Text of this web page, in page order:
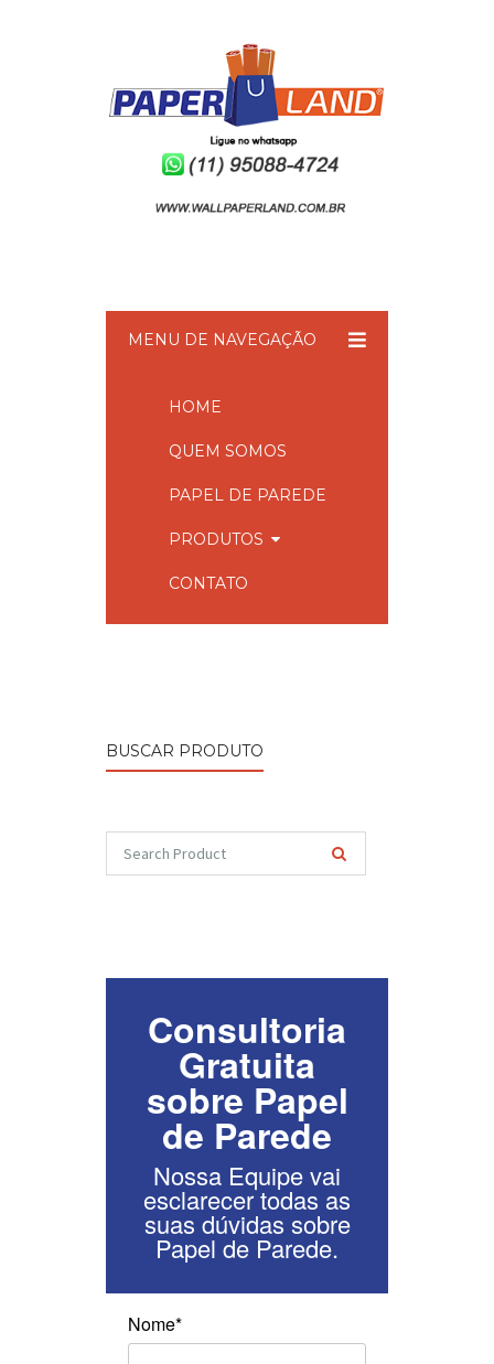
MENU DE NAVEGAÇÃO
HOME
QUEM SOMOS
PAPEL DE PAREDE
PRODUTOS
CONTATO
BUSCAR PRODUTO
Consultoria
Gratuita
sobre Papel
de Parede
Nossa Equipe vai
esclarecer todas as
suas dúvidas sobre
Papel de Parede.
Nome*